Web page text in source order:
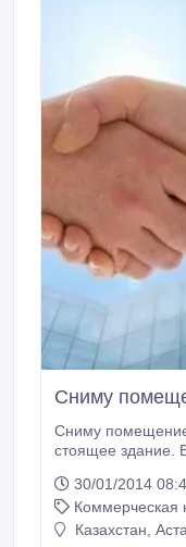
Сниму
Сниму помещение от
стоящее здание.
30/01/2014
Коммерческая
Казахстан,